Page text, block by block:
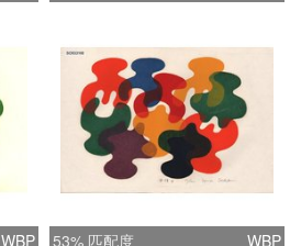
WBP 53% 匹配度 WBP